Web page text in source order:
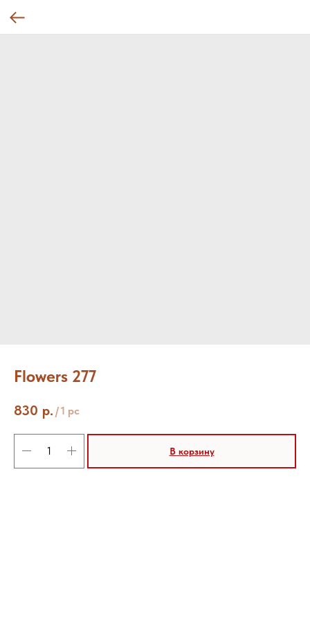
Flowers 277
830 р. /1 pc
В корзину